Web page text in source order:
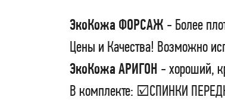
ЭкоКожа ФОРСАЖ - Более
Цены и Качества! Возможно
ЭкоКожа АРИГОН - хороший,
В комплекте: ☑СПИНКИ